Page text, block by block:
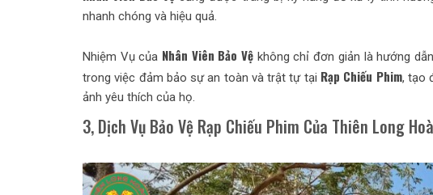
nhanh chóng và hiệu quả.
Nhiệm Vụ của Nhân Viên Bảo Vệ không chỉ đơn giản là hướng
trong việc đảm bảo sự an toàn và trật tự tại Rạp Chiếu Phim, tạo
ảnh yêu thích của họ.
3, Dịch Vụ Bảo Vệ Rạp Chiếu Phim Của Thiên Long